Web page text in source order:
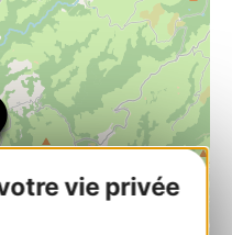
vie privée